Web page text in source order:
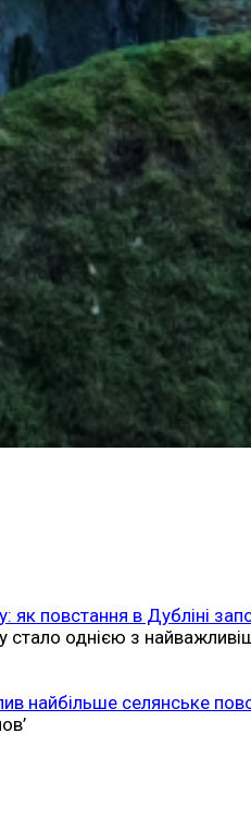
повстання в Дубліні
стало однією з
найбільше селянське